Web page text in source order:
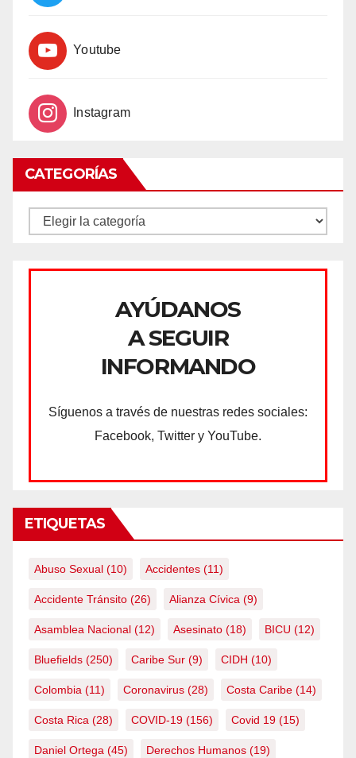
Youtube
Instagram
CATEGORÍAS
CATEGORÍAS
AYÚDANOS
A SEGUIR
INFORMANDO
Síguenos a través de nuestras redes sociales:
Facebook, Twitter y YouTube.
ETIQUETAS
Abuso Sexual (10) Accidentes (11)
Accidente Tránsito (26) Alianza Cívica (9)
Asamblea Nacional (12) Asesinato (18) BICU (12)
Bluefields (250) Caribe Sur (9) CIDH (10)
Colombia (11) Coronavirus (28) Costa Caribe (14)
Costa Rica (28) COVID-19 (156) Covid 19 (15)
Daniel Ortega (45) Derechos Humanos (19)